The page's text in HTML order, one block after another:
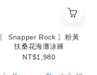
〖 Snapper Rock 〗粉黃
扶桑花海灘泳褲
NT$1,980